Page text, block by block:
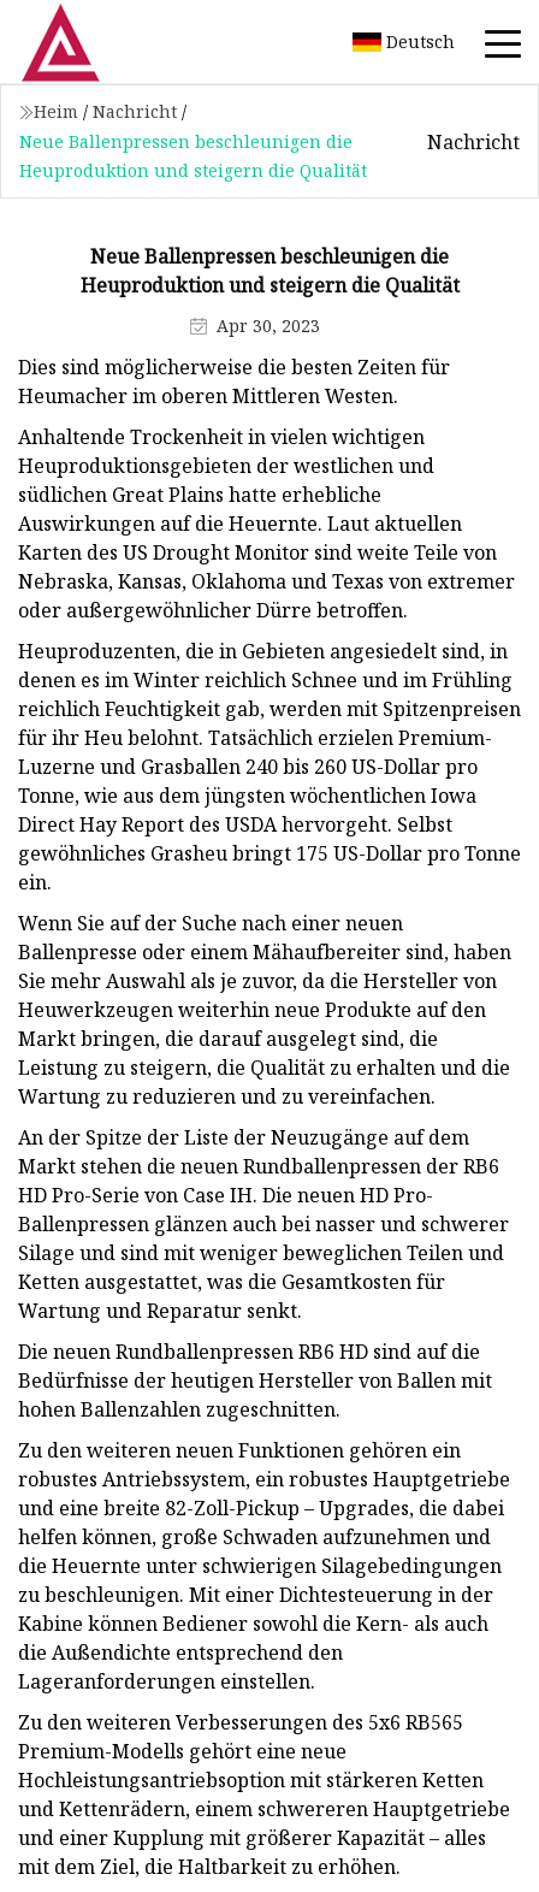
Deutsch
Heim / Nachricht /
Neue Ballenpressen beschleunigen die
Heuproduktion und steigern die Qualität
Nachricht
Neue Ballenpressen beschleunigen die
Heuproduktion und steigern die Qualität
Apr 30, 2023
Dies sind möglicherweise die besten Zeiten für
Heumacher im oberen Mittleren Westen.
Anhaltende Trockenheit in vielen wichtigen
Heuproduktionsgebieten der westlichen und
südlichen Great Plains hatte erhebliche
Auswirkungen auf die Heuernte. Laut aktuellen
Karten des US Drought Monitor sind weite Teile von
Nebraska, Kansas, Oklahoma und Texas von extremer
oder außergewöhnlicher Dürre betroffen.
Heuproduzenten, die in Gebieten angesiedelt sind, in
denen es im Winter reichlich Schnee und im Frühling
reichlich Feuchtigkeit gab, werden mit Spitzenpreisen
für ihr Heu belohnt. Tatsächlich erzielen Premium-
Luzerne und Grasballen 240 bis 260 US-Dollar pro
Tonne, wie aus dem jüngsten wöchentlichen Iowa
Direct Hay Report des USDA hervorgeht. Selbst
gewöhnliches Grasheu bringt 175 US-Dollar pro Tonne
ein.
Wenn Sie auf der Suche nach einer neuen
Ballenpresse oder einem Mähaufbereiter sind, haben
Sie mehr Auswahl als je zuvor, da die Hersteller von
Heuwerkzeugen weiterhin neue Produkte auf den
Markt bringen, die darauf ausgelegt sind, die
Leistung zu steigern, die Qualität zu erhalten und die
Wartung zu reduzieren und zu vereinfachen.
An der Spitze der Liste der Neuzugänge auf dem
Markt stehen die neuen Rundballenpressen der RB6
HD Pro-Serie von Case IH. Die neuen HD Pro-
Ballenpressen glänzen auch bei nasser und schwerer
Silage und sind mit weniger beweglichen Teilen und
Ketten ausgestattet, was die Gesamtkosten für
Wartung und Reparatur senkt.
Die neuen Rundballenpressen RB6 HD sind auf die
Bedürfnisse der heutigen Hersteller von Ballen mit
hohen Ballenzahlen zugeschnitten.
Zu den weiteren neuen Funktionen gehören ein
robustes Antriebssystem, ein robustes Hauptgetriebe
und eine breite 82-Zoll-Pickup – Upgrades, die dabei
helfen können, große Schwaden aufzunehmen und
die Heuernte unter schwierigen Silagebedingungen
zu beschleunigen. Mit einer Dichtesteuerung in der
Kabine können Bediener sowohl die Kern- als auch
die Außendichte entsprechend den
Lageranforderungen einstellen.
Zu den weiteren Verbesserungen des 5x6 RB565
Premium-Modells gehört eine neue
Hochleistungsantriebsoption mit stärkeren Ketten
und Kettenrädern, einem schwereren Hauptgetriebe
und einer Kupplung mit größerer Kapazität – alles
mit dem Ziel, die Haltbarkeit zu erhöhen.